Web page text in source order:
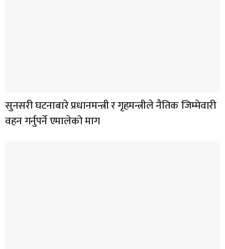
सुनसरी घटनाबारे प्रधानमन्त्री र गृहमन्त्रीले नैतिक जिम्मेवारी
वहन गर्नुपर्ने एमालेको माग